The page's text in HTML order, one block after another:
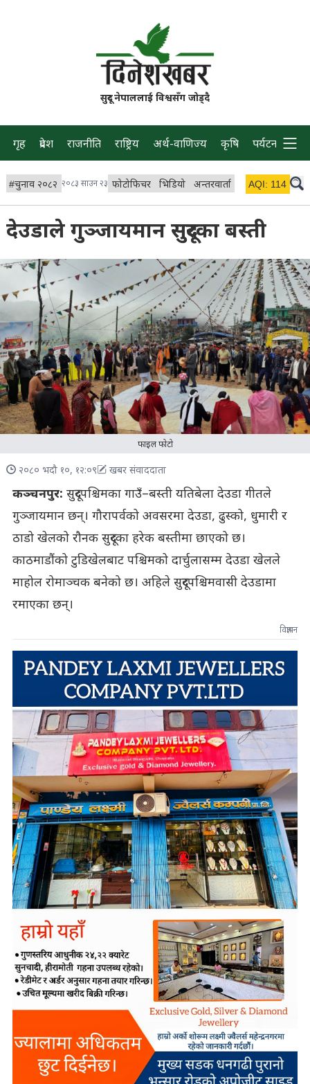
सुदूर नेपाललाई विश्वसँग जोड्दै
गृह प्रदेश राजनीति राष्ट्रिय अर्थ-वाणिज्य कृषि पर्यटन प्रवास
#चुनाव २०८२ २०८३ साउन २३ फोटोफिचर भिडियो अन्तरवार्ता विचार/ब्लग
AQI: 114
देउडाले गुञ्जायमान सुदूरका बस्ती
फाइल फोटो
२०८० भदौ १०, १२:०९ खबर संवाददाता
कञ्चनपुर: सुदूरपश्चिमका गाउँ–बस्ती यतिबेला देउडा गीतले
गुञ्जायमान छन्। गौरापर्वको अवसरमा देउडा, ढुस्को, धुमारी र
ठाडो खेलको रौनक सुदूरका हरेक बस्तीमा छाएको छ।
काठमाडौंको टुडिखेलबाट पश्चिमको दार्चुलासम्म देउडा खेलले
माहोल रोमाञ्चक बनेको छ। अहिले सुदूरपश्चिमवासी देउडामा
रमाएका छन्।
विज्ञापन